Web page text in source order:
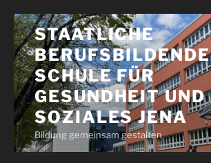
Zum
Inhalt
springen
STAATLICHE
BERUFSBILDENDE
SCHULE FÜR
GESUNDHEIT UND
SOZIALES JENA
Bildung gemeinsam gestalten